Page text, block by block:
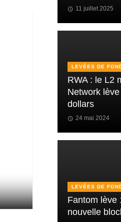
11 juillet 2025
LEVÉES DE
RWA : le L2
Network
dollars
24 mai 2024
LEVÉES DE
Fantom lève
nouvelle